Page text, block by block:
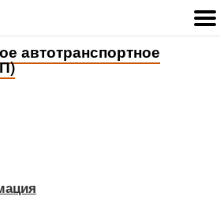
автотранспортное